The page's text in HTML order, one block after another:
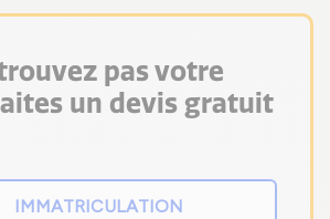
pas votre
un devis gratuit